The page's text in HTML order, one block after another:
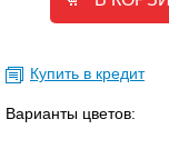
Купить в кредит
Варианты цветов: